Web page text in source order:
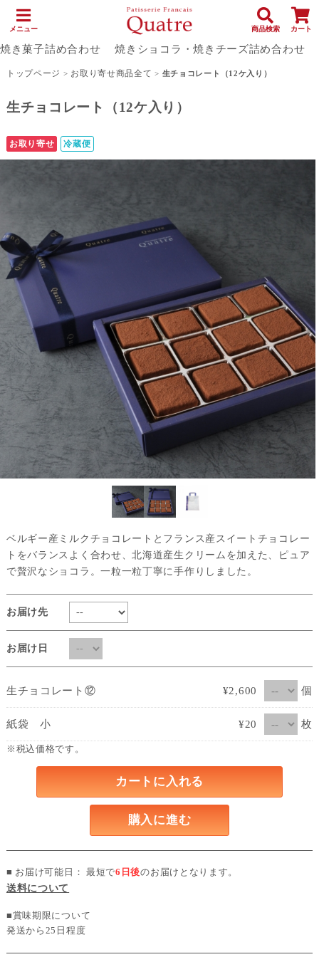
メニュー 商品検索 カート
焼き菓子詰め合わせ 焼きショコラ・焼きチーズ詰め合わせ
トップページ > お取り寄せ商品全て > 生チョコレート（12ケ入り）
生チョコレート（12ケ入り）
お取り寄せ 冷蔵便
ベルギー産ミルクチョコレートとフランス産スイートチョコレー
トをバランスよく合わせ、北海道産生クリームを加えた、ピュア
で贅沢なショコラ。一粒一粒丁寧に手作りしました。
お届け先
お届け日
生チョコレート⑫ ¥2,600 個
紙袋 小 ¥20 枚
※税込価格です。
カートに入れる
購入に進む
■ お届け可能日： 最短で6日後のお届けとなります。
送料について
■賞味期限について
発送から25日程度